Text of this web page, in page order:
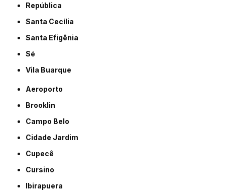
República
Santa Cecília
Santa Efigênia
Sé
Vila Buarque
Aeroporto
Brooklin
Campo Belo
Cidade Jardim
Cupecê
Cursino
Ibirapuera